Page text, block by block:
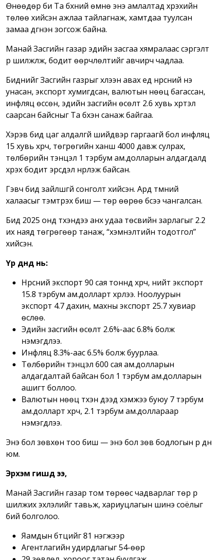
Өнөөдөр би Та бүхний өмнө энэ амлалтад хүрэхийн
төлөө хийсэн ажлаа тайлагнаж, хамтдаа туулсан
замаа дүгнэн зогсож байна.
Манай Засгийн газар эдийн засгаа хямралаас сэргэлт
рүү шилжүүлж, бодит өөрчлөлтийг авчирч чадлаа.
Биднийг Засгийн газрыг хүлээн авах үед нүүрсний үнэ
унасан, экспорт хумигдсан, валютын нөөц багассан,
инфляц өссөн, эдийн засгийн өсөлт 2.6 хувь хүртэл
саарсан байсныг Та бүхэн санаж байгаа.
Хэрэв бид цаг алдалгүй шийдвэр гаргаагүй бол инфляц
15 хувь хүрч, төгрөгийн ханш 4000 давж сулрах,
төлбөрийн тэнцэл 1 тэрбум ам.долларын алдагдалд
хүрэх бодит эрсдэл нүүрлэж байсан.
Гэвч бид зайлшгүй сонголт хийсэн. Ард түмний
халаасыг тэмтрэх биш — төр өөрөө бүсээ чангалсан.
Бид 2025 онд түүхэндээ анх удаа төсвийн зарлагыг 2.2
их наяд төгрөгөөр танаж, “хэмнэлтийн тодотгол”
хийсэн.
Үр дүнд нь:
Нүүрсний экспорт 90 сая тоннд хүрч, нийт экспорт
15.8 тэрбум ам.долларт хүрлээ. Ноолуурын
экспорт 4.7 дахин, махны экспорт 25.7 хувиар
өслөө.
Эдийн засгийн өсөлт 2.6%-аас 6.8% болж
нэмэгдлээ.
Инфляц 8.3%-аас 6.5% болж буурлаа.
Төлбөрийн тэнцэл 600 сая ам.долларын
алдагдалтай байсан бол 1 тэрбум ам.долларын
ашигт боллоо.
Валютын нөөц түүхэн дээд хэмжээ буюу 7 тэрбум
ам.долларт хүрч, 2.1 тэрбум ам.доллараар
нэмэгдлээ.
Энэ бол зөвхөн тоо биш — энэ бол зөв бодлогын үр дүн
юм.
Эрхэм гишүүд ээ,
Манай Засгийн газар том төрөөс чадварлаг төр рүү
шилжих эхлэлийг тавьж, хариуцлагын шинэ соёлыг
бий болголоо.
Яамдын бүтцийг 81 нэгжээр
Агентлагийн удирдлагыг 54-өөр